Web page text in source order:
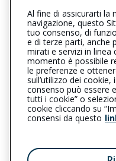
0761402681
L’intermediario è soggetto
Registro RUI al seguente
Privacy |
Al fine di assicurarti la
navigazione, questo
tuo consenso, di
e di terze parti, anche
mirati e servizi in linea
momento è possibile
le preferenze e
sull’utilizzo dei
consenso può essere
tutti i cookie” o
cookie cliccando su
consensi da questo